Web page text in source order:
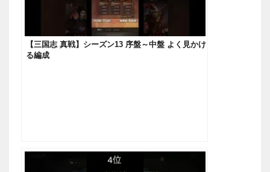
【三国志 真戦】シーズン13 序盤～中盤 よく見かけ
る編成